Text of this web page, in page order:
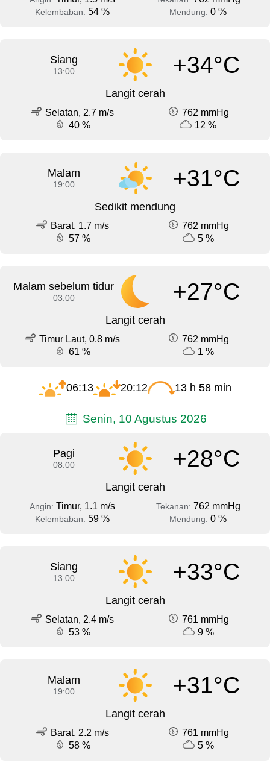
Kelembaban: 54 % Mendung: 0 %
Siang
13:00 +34°C
Langit cerah
Selatan, 2.7 m/s
762 mmHg
40 %
12 %
Malam
19:00 +31°C
Sedikit mendung
Barat, 1.7 m/s
762 mmHg
57 %
5 %
Malam sebelum tidur
03:00 +27°C
Langit cerah
Timur Laut, 0.8 m/s
762 mmHg
61 %
1 %
06:13 20:12 13 h 58 min
Senin, 10 Agustus 2026
Pagi
08:00 +28°C
Langit cerah
Angin: Timur, 1.1 m/s Tekanan: 762 mmHg
Kelembaban: 59 % Mendung: 0 %
Siang
13:00 +33°C
Langit cerah
Selatan, 2.4 m/s
761 mmHg
53 %
9 %
Malam
19:00 +31°C
Langit cerah
Barat, 2.2 m/s
761 mmHg
58 %
5 %